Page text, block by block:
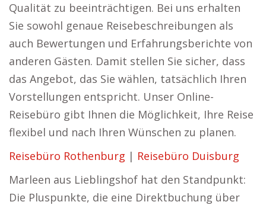
Qualität zu beeinträchtigen. Bei uns erhalten
Sie sowohl genaue Reisebeschreibungen als
auch Bewertungen und Erfahrungsberichte von
anderen Gästen. Damit stellen Sie sicher, dass
das Angebot, das Sie wählen, tatsächlich Ihren
Vorstellungen entspricht. Unser Online-
Reisebüro gibt Ihnen die Möglichkeit, Ihre Reise
flexibel und nach Ihren Wünschen zu planen.
Reisebüro Rothenburg | Reisebüro Duisburg
Marleen aus Lieblingshof hat den Standpunkt:
Die Pluspunkte, die eine Direktbuchung über